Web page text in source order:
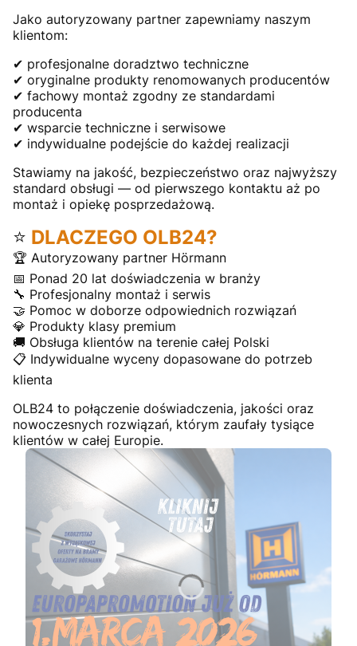
Jako autoryzowany partner zapewniamy naszym
klientom:
✔ profesjonalne doradztwo techniczne
✔ oryginalne produkty renomowanych producentów
✔ fachowy montaż zgodny ze standardami
producenta
✔ wsparcie techniczne i serwisowe
✔ indywidualne podejście do każdej realizacji
Stawiamy na jakość, bezpieczeństwo oraz najwyższy
standard obsługi — od pierwszego kontaktu aż po
montaż i opiekę posprzedażową.
⭐ DLACZEGO OLB24?
🏆 Autoryzowany partner Hörmann
📅 Ponad 20 lat doświadczenia w branży
🔧 Profesjonalny montaż i serwis
🤝 Pomoc w doborze odpowiednich rozwiązań
💎 Produkty klasy premium
🚚 Obsługa klientów na terenie całej Polski
📋 Indywidualne wyceny dopasowane do potrzeb
klienta
OLB24 to połączenie doświadczenia, jakości oraz
nowoczesnych rozwiązań, którym zaufały tysiące
klientów w całej Europie.